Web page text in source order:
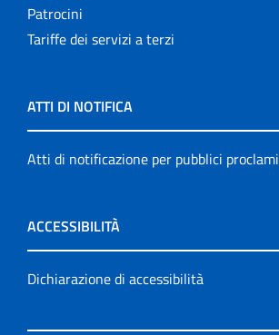
Patrocini
Tariffe dei servizi a terzi
ATTI DI NOTIFICA
Atti di notificazione per pubblici proclami
ACCESSIBILITÀ
Dichiarazione di accessibilità